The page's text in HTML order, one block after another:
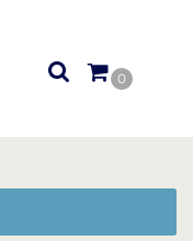
0